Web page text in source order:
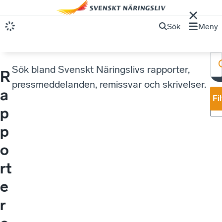
Sök Meny
R
a
p
p
o
rt
e
r
Sök bland Svenskt Näringslivs rapporter,
pressmeddelanden, remissvar och skrivelser.